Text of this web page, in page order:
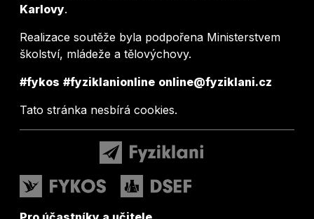
Karlovy.
Realizace soutěže byla podpořena Ministerstvem
školství, mládeže a tělovýchovy.
#fykos #fyziklanionline online@fyziklani.cz
Tato stránka nesbírá cookies.